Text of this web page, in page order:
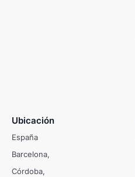
Ubicación
España
Barcelona
Córdoba